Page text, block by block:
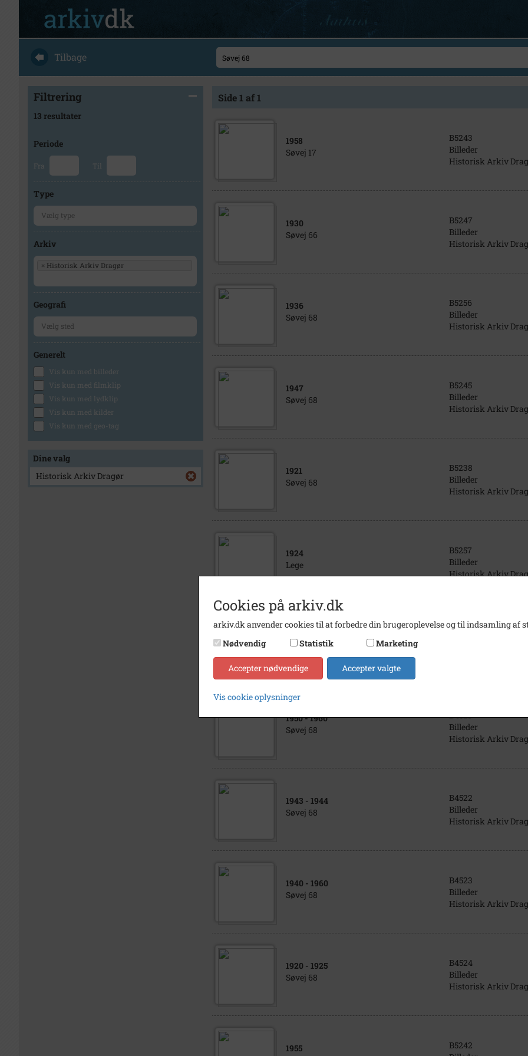
Tilbage
Filtrering
13 resultater
Periode
Fra Til
Type
Arkiv
× Historisk Arkiv Dragør
Geografi
Generelt
Vis kun med billeder
Vis kun med filmklip
Vis kun med lydklip
Vis kun med kilder
Vis kun med geo-tag
Dine valg
Historisk Arkiv Dragør
Side 1 af 1
1958
Søvej 17
B5243
Billeder
Historisk Arkiv
1930
Søvej 66
B5247
Billeder
Historisk Arkiv
1936
Søvej 68
B5256
Billeder
Historisk Arkiv
1947
Søvej 68
B5245
Billeder
Historisk Arkiv
1921
Søvej 68
B5238
Billeder
Historisk Arkiv
1924
Lege
B5257
Billeder
Historisk Arkiv
Søvej 68
B4519
1950- 1960
Søvej 68
B4521
Billeder
Historisk Arkiv
1943 - 1944
Søvej 68
B4522
Billeder
Historisk Arkiv
1940 - 1960
Søvej 68
B4523
Billeder
Historisk Arkiv
1920 - 1925
Søvej 68
B4524
Billeder
Historisk Arkiv
1955
B5242
Cookies på arkiv.dk
arkiv.dk anvender cookies til at forbedre din brugeroplevelse og til indsamling af
Nødvendig
Statistik Marketing
Accepter nødvendige Accepter valgte
Vis cookie oplysninger